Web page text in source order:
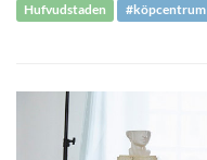
Hufvudstaden #köpcentrum